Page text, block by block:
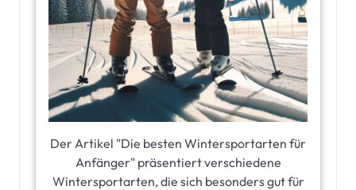
Der Artikel "Die besten Wintersportarten für
Anfänger" präsentiert verschiedene
Wintersportarten, die sich besonders gut für